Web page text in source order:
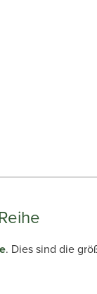
. Dies sind die